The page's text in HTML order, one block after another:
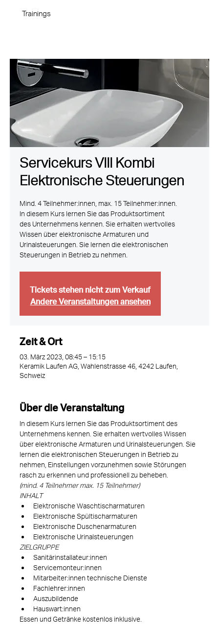
Trainings
Servicekurs VIII Kombi
Elektronische Steuerungen
Mind. 4 Teilnehmer:innen, max. 15 Teilnehmer:innen.
In diesem Kurs lernen Sie das Produktsortiment
des Unternehmens kennen. Sie erhalten wertvolles
Wissen über elektronische Armaturen und
Urinalsteuerungen. Sie lernen die elektronischen
Tickets stehen nicht zum Verkauf
Andere Veranstaltungen ansehen
Zeit & Ort
03. März 2023, 08:45 – 15:15
Keramik Laufen AG, Wahlenstrasse 46, 4242 Laufen,
Schweiz
Über die Veranstaltung
In diesem Kurs lernen Sie das Produktsortiment des
Unternehmens kennen. Sie erhalten wertvolles Wissen
über elektronische Armaturen und Urinalsteuerungen. Sie
lernen die elektronischen Steuerungen in Betrieb zu
nehmen, Einstellungen vorzunehmen sowie Störungen
rasch zu erkennen und professionell zu beheben.
(mind. 4 Teilnehmer max. 15 Teilnehmer)
INHALT
Elektronische Waschtischarmaturen
Elektronische Spültischarmaturen
Elektronische Duschenarmaturen
Elektronische Urinalsteuerungen
ZIELGRUPPE
Sanitärinstallateur:innen
Servicemonteur:innen
Mitarbeiter:innen technische Dienste
Fachlehrer:innen
Auszubildende
Hauswart:innen
Essen und Getränke kostenlos inklusive.